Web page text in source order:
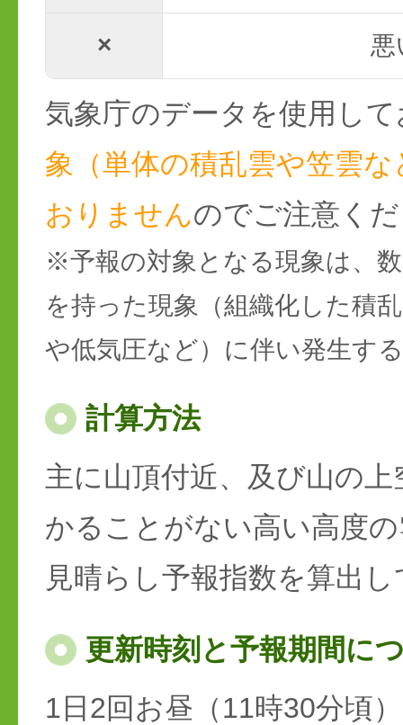
× 悪
気象庁のデータを使用し
象（単体の積乱雲や笠雲
おりませんのでご注意く
※予報の対象となる現象は、
を持った現象（組織化した積
や低気圧など）に伴い発生す
計算方法
主に山頂付近、及び山の
かることがない高い高度
見晴らし予報指数を算出
更新時刻と予報期間に
1日2回お昼（11時30分頃